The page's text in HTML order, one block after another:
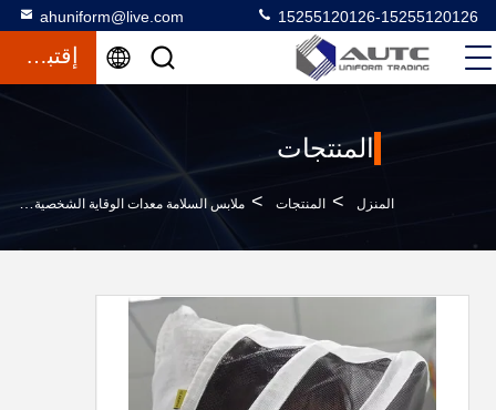
ahuniform@live.com 15255120126-15255120126
إقتباس
المنتجات
المنزل > المنتجات > ملابس السلامة معدات الوقاية الشخصية >